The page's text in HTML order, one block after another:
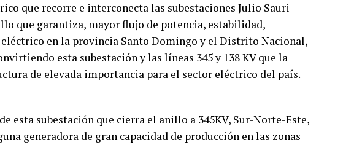
que recorre e interconecta las subestaciones Julio Sauri-
que garantiza, mayor flujo de potencia, estabilidad,
en la provincia Santo Domingo y el Distrito Nacional,
esta subestación y las líneas 345 y 138 KV que la
de elevada importancia para el sector eléctrico del país.
esta subestación que cierra el anillo a 345KV, Sur-Norte-Este,
generadora de gran capacidad de producción en las zonas